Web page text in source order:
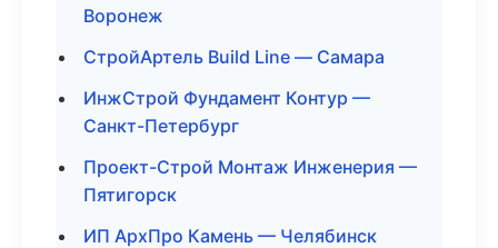
Воронеж
СтройАртель Build Line — Самара
ИнжСтрой Фундамент Контур —
Санкт-Петербург
Проект-Строй Монтаж Инженерия —
Пятигорск
ИП АрхПро Камень — Челябинск